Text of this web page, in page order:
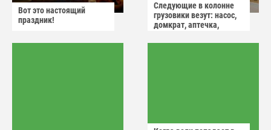
Вот это настоящий
праздник!
Следующие в колонне
грузовики везут: насос,
домкрат, аптечка,